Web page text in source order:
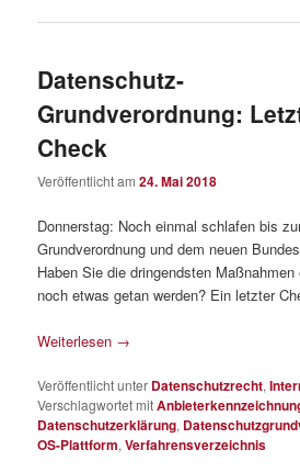
Datenschutz-
Grundverordnung:
Check
Veröffentlicht am24. Mai 2018
Donnerstag: Noch einmal schlafen bis
Grundverordnung und dem neuen
Haben Sie die dringendsten
noch etwas getan werden? Ein letzter
Weiterlesen →
Veröffentlicht unter Datenschutzrecht,
Verschlagwortet mit
Datenschutzerklärung,
OS-Plattform,Verfahrensverzeichnis